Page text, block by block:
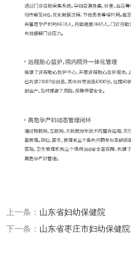
上一条： 山东省妇幼保健院
下一条： 山东省枣庄市妇幼保健院